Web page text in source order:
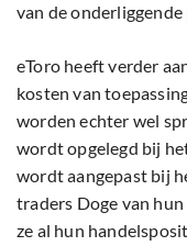
van de onderliggende
eToro heeft verder
kosten van
worden echter wel
wordt opgelegd bij
wordt aangepast bij
traders Doge van
ze al hun